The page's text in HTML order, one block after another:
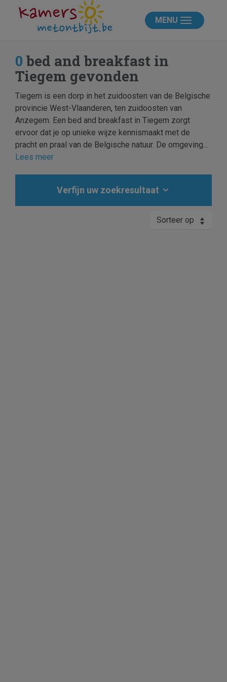
MENU
0 bed and breakfast in
Tiegem gevonden
Tiegem is een dorp in het zuidoosten van de Belgische
provincie West-Vlaanderen, ten zuidoosten van
Anzegem. Een bed and breakfast in Tiegem zorgt
ervoor dat je op unieke wijze kennismaakt met de
pracht en praal van de Belgische natuur. De omgeving...
Lees meer
Verfijn uw zoekresultaat
Sorteer op